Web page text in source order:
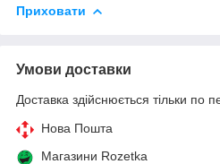
Приховати
Умови доставки
Доставка здійснюється тільки по
Нова Пошта
Магазини Rozetka